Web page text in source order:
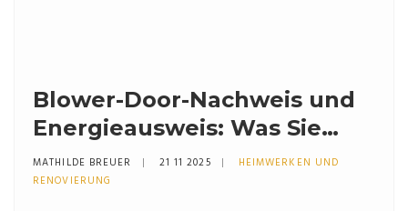
Blower-Door-Nachweis und
Energieausweis: Was Sie
nach einer Sanierung
rechtlich brauchen
MATHILDE BREUER 21 11 2025
HEIMWERKEN UND
RENOVIERUNG